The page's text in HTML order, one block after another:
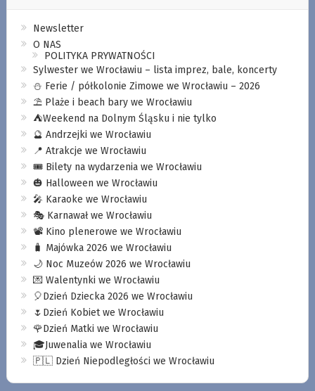
Newsletter
O NAS
POLITYKA PRYWATNOŚCI
Sylwester we Wrocławiu – lista imprez, bale, koncerty
⛄️ Ferie / półkolonie Zimowe we Wrocławiu – 2026
⛱️ Plaże i beach bary we Wrocławiu
⛺️Weekend na Dolnym Śląsku i nie tylko
🔮 Andrzejki we Wrocławiu
📍 Atrakcje we Wrocławiu
🎟️ Bilety na wydarzenia we Wrocławiu
🎃 Halloween we Wrocławiu
🎤 Karaoke we Wrocławiu
🎭 Karnawał we Wrocławiu
📽️ Kino plenerowe we Wrocławiu
🧳 Majówka 2026 we Wrocławiu
🌙 Noc Muzeów 2026 we Wrocławiu
💌 Walentynki we Wrocławiu
🎈Dzień Dziecka 2026 we Wrocławiu
🌷Dzień Kobiet we Wrocławiu
🌹Dzień Matki we Wrocławiu
🎓Juwenalia we Wrocławiu
🇵🇱 Dzień Niepodległości we Wrocławiu